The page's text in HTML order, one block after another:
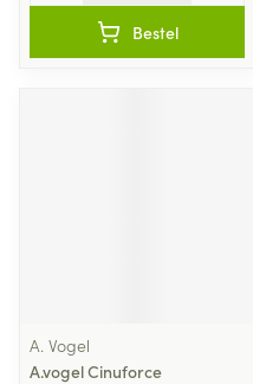
Bestel
A. Vogel
A.vogel Cinuforce